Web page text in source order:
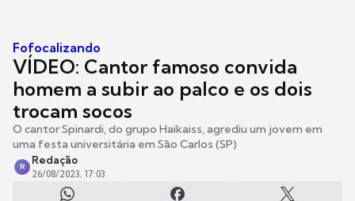
Fofocalizando
VÍDEO: Cantor famoso convida
homem a subir ao palco e os dois
trocam socos
O cantor Spinardi, do grupo Haikaiss, agrediu um jovem em
uma festa universitária em São Carlos (SP)
R
Redação
26/08/2023, 17:03